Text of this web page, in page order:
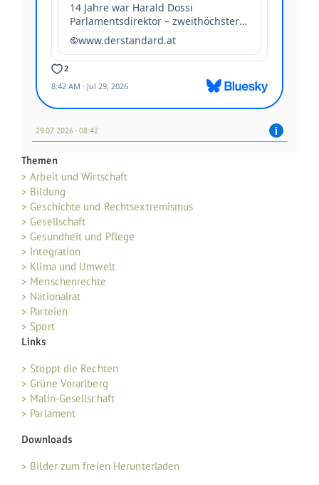
29.07 2026 - 08:42
Themen
> Arbeit und Wirtschaft
> Bildung
> Geschichte und Rechtsextremismus
> Gesellschaft
> Gesundheit und Pflege
> Integration
> Klima und Umwelt
> Menschenrechte
> Nationalrat
> Parteien
> Sport
Links
> Stoppt die Rechten
> Grüne Vorarlberg
> Malin-Gesellschaft
> Parlament
Downloads
> Bilder zum freien Herunterladen